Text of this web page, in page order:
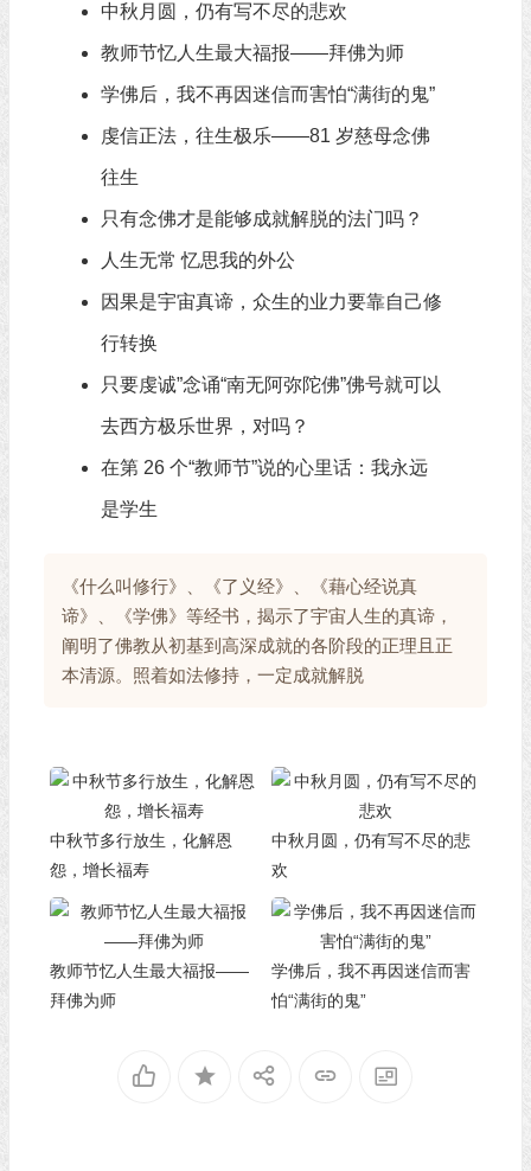
中秋月圆，仍有写不尽的悲欢
教师节忆人生最大福报——拜佛为师
学佛后，我不再因迷信而害怕“满街的鬼”
虔信正法，往生极乐——81 岁慈母念佛
往生
只有念佛才是能够成就解脱的法门吗？
人生无常 忆思我的外公
因果是宇宙真谛，众生的业力要靠自己修
行转换
只要虔诚”念诵“南无阿弥陀佛”佛号就可以
去西方极乐世界，对吗？
在第 26 个“教师节”说的心里话：我永远
是学生
《什么叫修行》、《了义经》、《藉心经说真
谛》、《学佛》等经书，揭示了宇宙人生的真谛，
阐明了佛教从初基到高深成就的各阶段的正理且正
本清源。照着如法修持，一定成就解脱
中秋节多行放生，化解恩
怨，增长福寿
中秋月圆，仍有写不尽的悲
欢
教师节忆人生最大福报——
拜佛为师
学佛后，我不再因迷信而害
怕“满街的鬼”